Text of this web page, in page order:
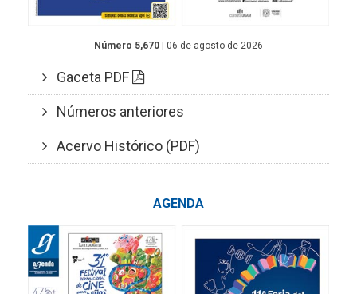
Número 5,670 | 06 de agosto de 2026
Gaceta PDF
Números anteriores
Acervo Histórico (PDF)
AGENDA